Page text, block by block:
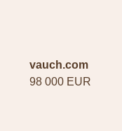
vauch.com
98 000 EUR